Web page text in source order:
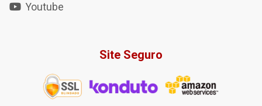
Youtube
Site Seguro